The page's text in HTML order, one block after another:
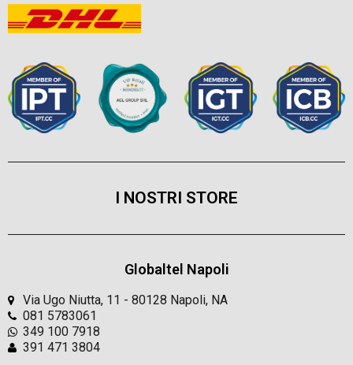
I NOSTRI STORE
Globaltel Napoli
Via Ugo Niutta, 11 - 80128 Napoli, NA
081 5783061
349 100 7918
391 471 3804